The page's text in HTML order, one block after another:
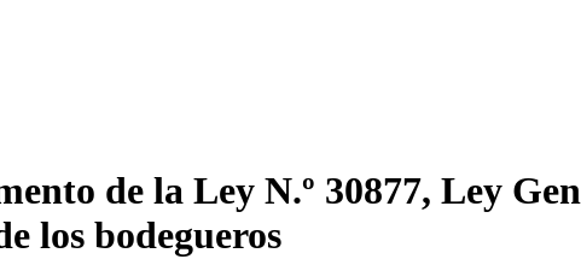
de la Ley N.º 30877, Ley
los bodegueros